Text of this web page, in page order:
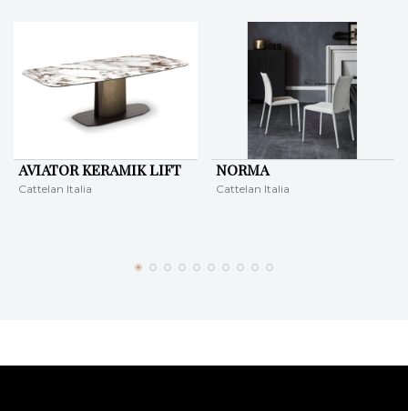
AVIATOR KERAMIK LIFT
Cattelan Italia
NORMA
Cattelan Italia